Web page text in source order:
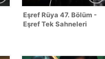
Eşref Rüya 47. Bölüm -
Eşref Tek Sahneleri